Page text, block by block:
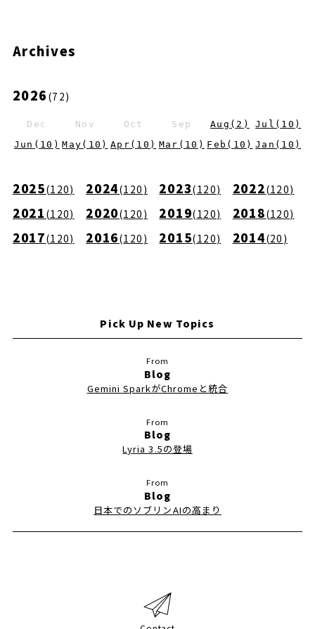
Archives
2026 (72)
Dec Nov Oct Sep Aug ( 2 ) Jul ( 10 )
Jun ( 10 ) May ( 10 ) Apr ( 10 ) Mar ( 10 ) Feb ( 10 ) Jan ( 10 )
2025(120) 2024(120 ) 2023(120) 2022(120)
2021 (120) 2020(120 ) 2019(120) 2018(120)
2017(120) 2016(120 ) 2015(120) 2014(20 )
Pick Up New Topics
Blog
Gemini SparkがChromeと統合
Blog
Lyria 3.5の登場
Blog
日本でのソブリンAIの高まり